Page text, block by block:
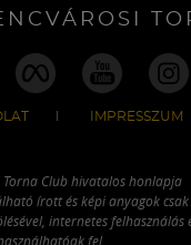
IMPRESSZUM
Torna Club hivatalos honlapja
írott és képi anyagok
internetes felhasználás
fel.